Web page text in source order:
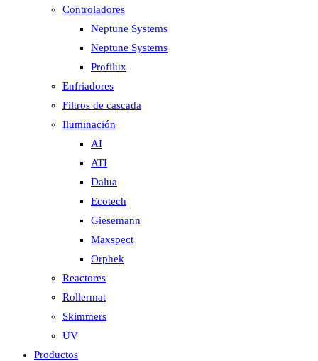
Controladores
Neptune Systems
Neptune Systems
Profilux
Enfriadores
Filtros de cascada
Iluminación
AI
ATI
Dalua
Ecotech
Giesemann
Maxspect
Orphek
Reactores
Rollermat
Skimmers
UV
Productos